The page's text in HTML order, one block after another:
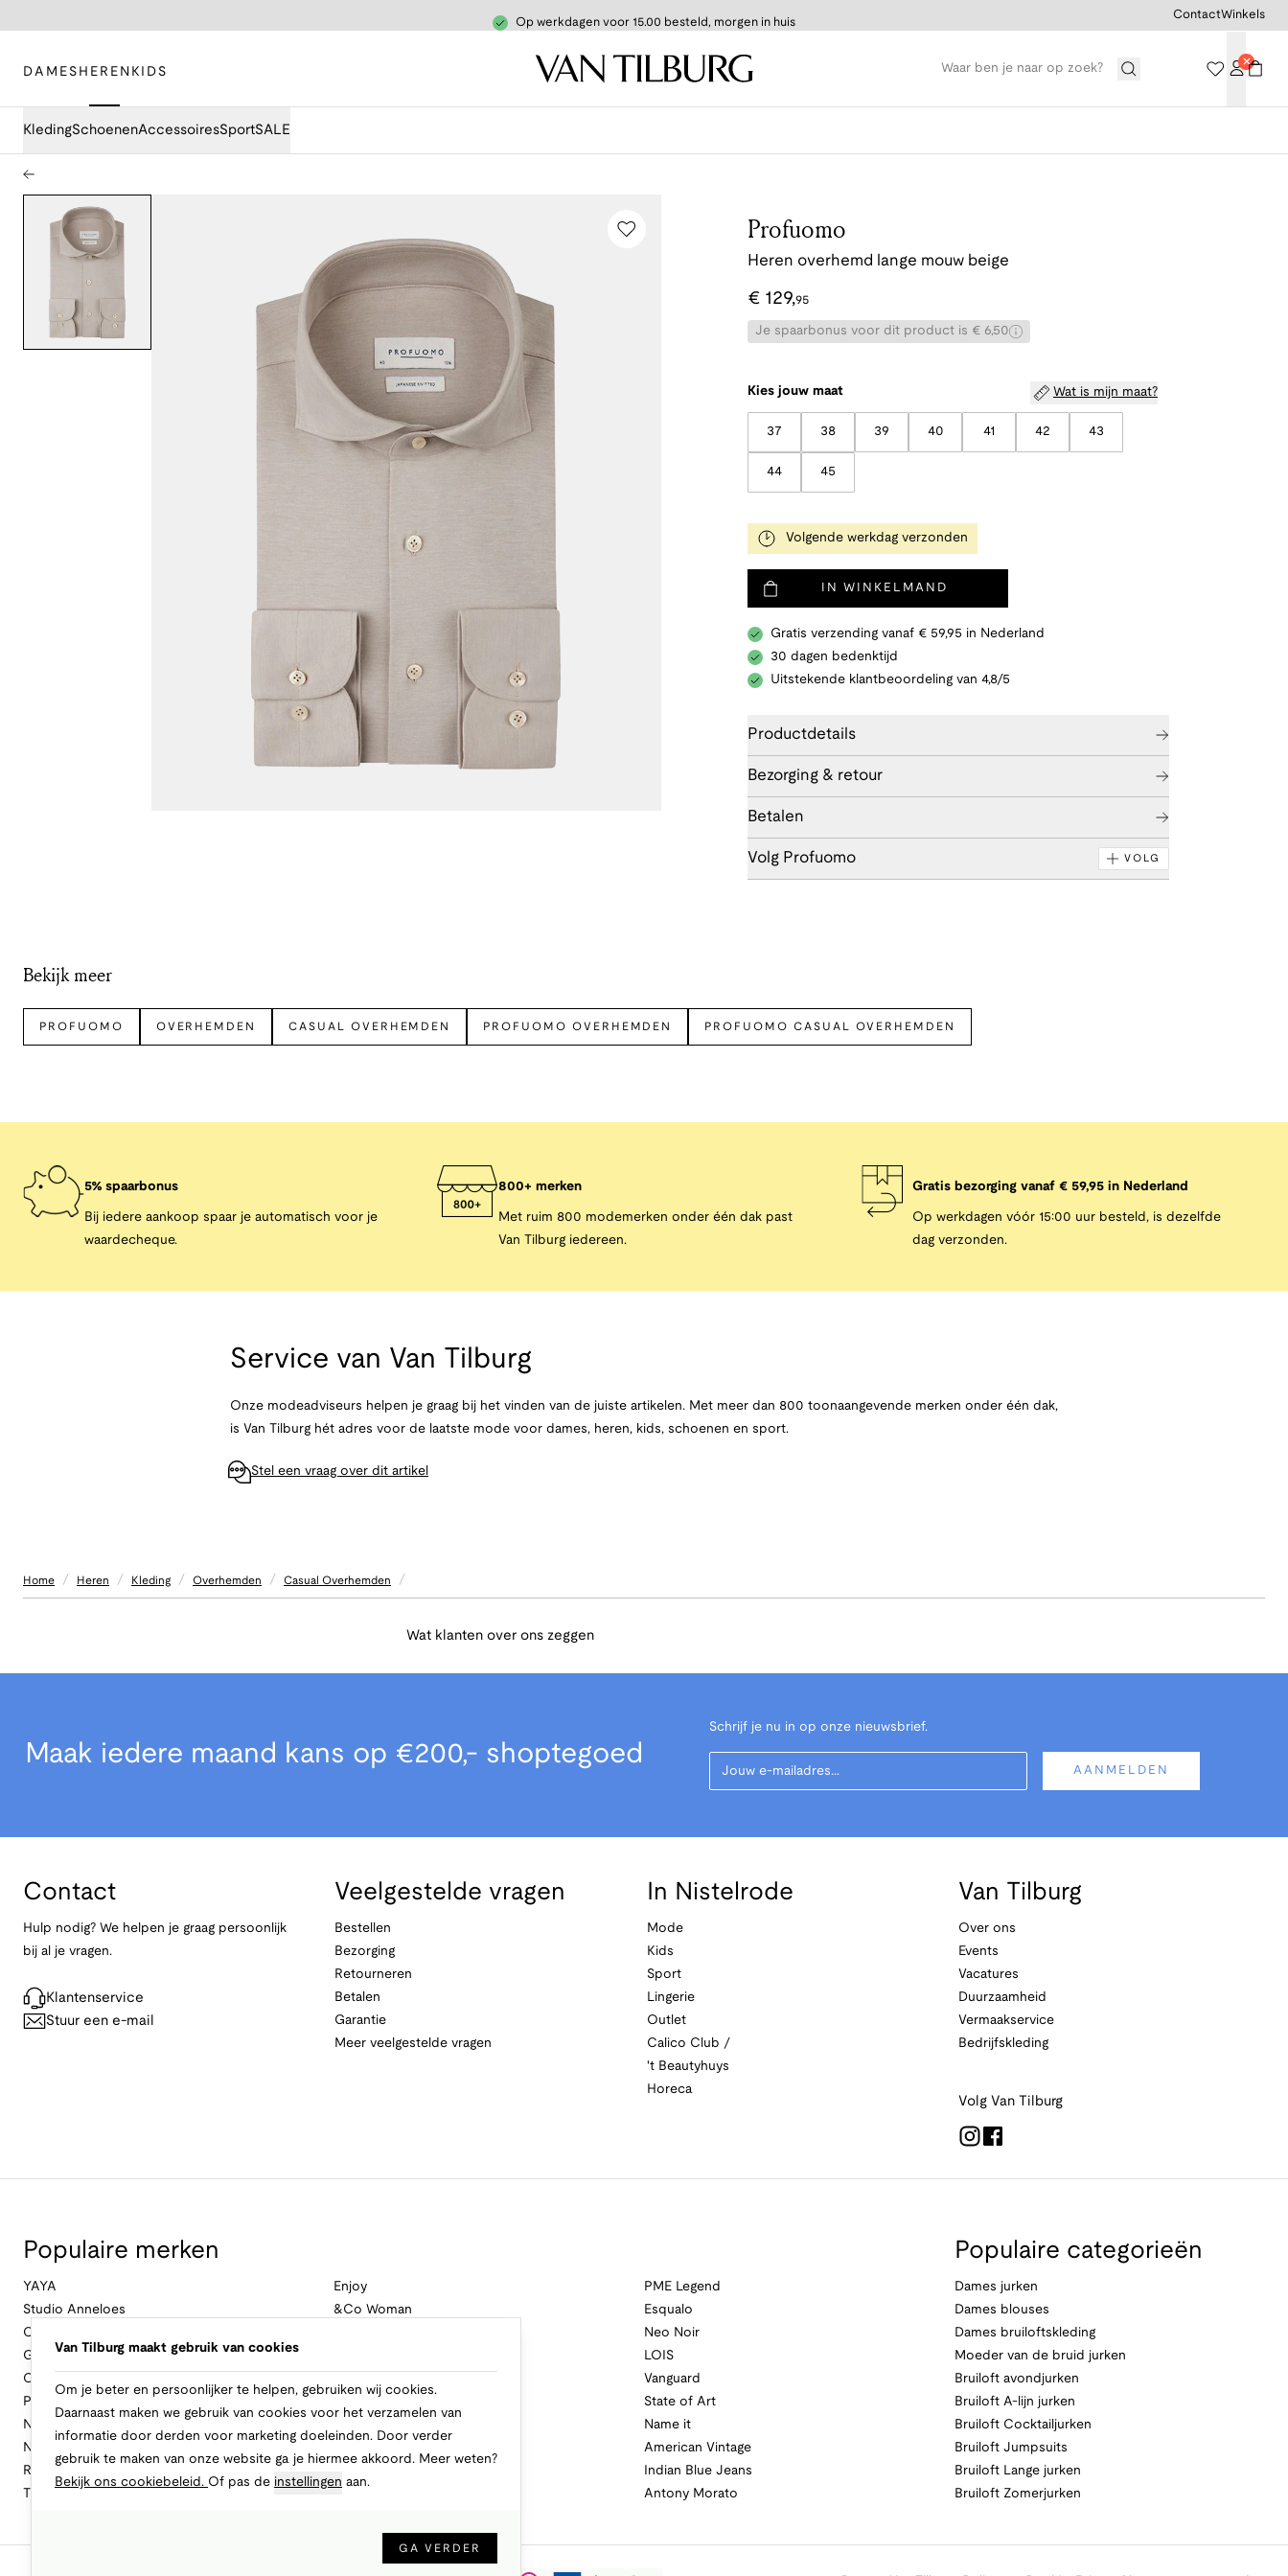
Op werkdagen voor 15.00 besteld, morgen in huis
DAMES HEREN KIDS
KledingSchoenenAccessoiresSportSALE
ContactWinkels
Profuomo
Heren overhemd lange mouw beige
€ 129,95
Je spaarbonus voor dit product is € 6,50
Kies jouw maat Wat is mijn maat?
37 38 39 40 41 42 43
44 45
Volgende werkdag verzonden
IN WINKELMAND
Gratis verzending vanaf € 59,95 in Nederland
30 dagen bedenktijd
Uitstekende klantbeoordeling van 4,8/5
Productdetails
Bezorging & retour
Betalen
Volg Profuomo VOLG
Bekijk meer
PROFUOMO OVERHEMDEN CASUAL OVERHEMDEN PROFUOMO OVERHEMDEN PROFUOMO CASUAL OVERHEMDEN
5% spaarbonus
Bij iedere aankoop spaar je automatisch voor je
waardecheque.
800+ merken
Met ruim 800 modemerken onder één dak past
Van Tilburg iedereen.
Gratis bezorging vanaf € 59,95 in Nederland
Op werkdagen vóór 15:00 uur besteld, is dezelfde
dag verzonden.
Service van Van Tilburg
Onze modeadviseurs helpen je graag bij het vinden van de juiste artikelen. Met meer dan 800 toonaangevende merken onder één dak,
is Van Tilburg hét adres voor de laatste mode voor dames, heren, kids, schoenen en sport.
Stel een vraag over dit artikel
Home / Heren / Kleding / Overhemden / Casual Overhemden /
Wat klanten over ons zeggen
Maak iedere maand kans op €200,- shoptegoed
Schrijf je nu in op onze nieuwsbrief.
Your Email
AANMELDEN
Contact
Hulp nodig? We helpen je graag persoonlijk
bij al je vragen.
Klantenservice
Stuur een e-mail
Veelgestelde vragen
Bestellen
Bezorging
Retourneren
Betalen
Garantie
Meer veelgestelde vragen
In Nistelrode
Mode
Kids
Sport
Lingerie
Outlet
Calico Club /
't Beautyhuys
Horeca
Van Tilburg
Over ons
Events
Vacatures
Duurzaamheid
Vermaakservice
Bedrijfskleding
Volg Van Tilburg
Populaire merken
YAYA
Studio Anneloes
Cambio
Geisha
Cast Iron
Profuomo
No Excess
New Balance
Rinascimento
Tramontana
Enjoy
&Co Woman
PME Legend
Esqualo
Neo Noir
LOIS
Vanguard
State of Art
Name it
American Vintage
Indian Blue Jeans
Antony Morato
Populaire categorieën
Dames jurken
Dames blouses
Dames bruiloftskleding
Moeder van de bruid jurken
Bruiloft avondjurken
Bruiloft A-lijn jurken
Bruiloft Cocktailjurken
Bruiloft Jumpsuits
Bruiloft Lange jurken
Bruiloft Zomerjurken
Van Tilburg maakt gebruik van cookies
Om je beter en persoonlijker te helpen, gebruiken wij cookies.
Daarnaast maken we gebruik van cookies voor het verzamelen van
informatie door derden voor marketing doeleinden. Door verder
gebruik te maken van onze website ga je hiermee akkoord. Meer weten?
Bekijk ons cookiebeleid. Of pas de instellingen aan.
GA VERDER